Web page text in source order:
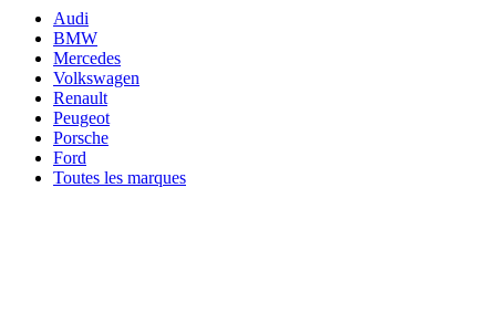
Audi
BMW
Mercedes
Volkswagen
Renault
Peugeot
Porsche
Ford
Toutes les marques